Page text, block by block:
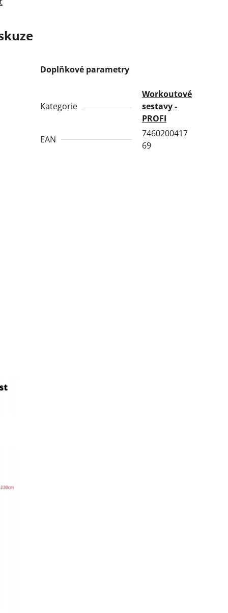
Doplňkové parametry
Kategorie
Workoutové
sestavy -
PROFI
EAN
7460200417
69